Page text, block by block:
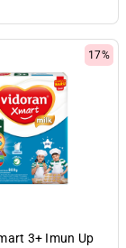
17%
3+ Imun Up